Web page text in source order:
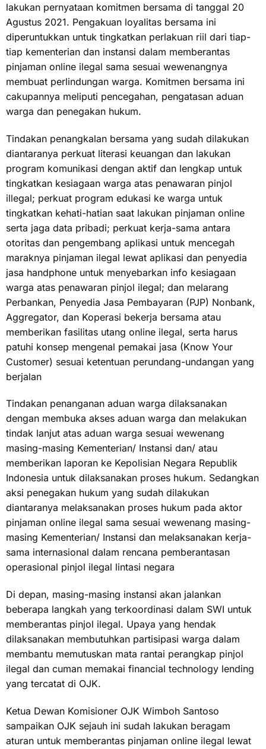
lakukan pernyataan komitmen bersama di tanggal 20
Agustus 2021. Pengakuan loyalitas bersama ini
diperuntukkan untuk tingkatkan perlakuan riil dari tiap-
tiap kementerian dan instansi dalam memberantas
pinjaman online ilegal sama sesuai wewenangnya
membuat perlindungan warga. Komitmen bersama ini
cakupannya meliputi pencegahan, pengatasan aduan
warga dan penegakan hukum.
Tindakan penangkalan bersama yang sudah dilakukan
diantaranya perkuat literasi keuangan dan lakukan
program komunikasi dengan aktif dan lengkap untuk
tingkatkan kesiagaan warga atas penawaran pinjol
illegal; perkuat program edukasi ke warga untuk
tingkatkan kehati-hatian saat lakukan pinjaman online
serta jaga data pribadi; perkuat kerja-sama antara
otoritas dan pengembang aplikasi untuk mencegah
maraknya pinjaman ilegal lewat aplikasi dan penyedia
jasa handphone untuk menyebarkan info kesiagaan
warga atas penawaran pinjol ilegal; dan melarang
Perbankan, Penyedia Jasa Pembayaran (PJP) Nonbank,
Aggregator, dan Koperasi bekerja bersama atau
memberikan fasilitas utang online ilegal, serta harus
patuhi konsep mengenal pemakai jasa (Know Your
Customer) sesuai ketentuan perundang-undangan yang
berjalan
Tindakan penanganan aduan warga dilaksanakan
dengan membuka akses aduan warga dan melakukan
tindak lanjut atas aduan warga sesuai wewenang
masing-masing Kementerian/ Instansi dan/ atau
memberikan laporan ke Kepolisian Negara Republik
Indonesia untuk dilaksanakan proses hukum. Sedangkan
aksi penegakan hukum yang sudah dilakukan
diantaranya melaksanakan proses hukum pada aktor
pinjaman online ilegal sama sesuai wewenang masing-
masing Kementerian/ Instansi dan melaksanakan kerja-
sama internasional dalam rencana pemberantasan
operasional pinjol ilegal lintasi negara
Di depan, masing-masing instansi akan jalankan
beberapa langkah yang terkoordinasi dalam SWI untuk
memberantas pinjol ilegal. Upaya yang hendak
dilaksanakan membutuhkan partisipasi warga dalam
membantu memutuskan mata rantai perangkap pinjol
ilegal dan cuman memakai financial technology lending
yang tercatat di OJK.
Ketua Dewan Komisioner OJK Wimboh Santoso
sampaikan OJK sejauh ini sudah lakukan beragam
aturan untuk memberantas pinjaman online ilegal lewat